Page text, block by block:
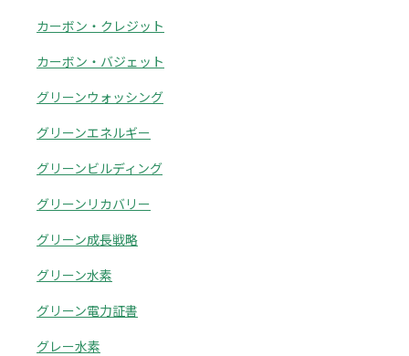
カーボン・クレジット
カーボン・バジェット
グリーンウォッシング
グリーンエネルギー
グリーンビルディング
グリーンリカバリー
グリーン成長戦略
グリーン水素
グリーン電力証書
グレー水素